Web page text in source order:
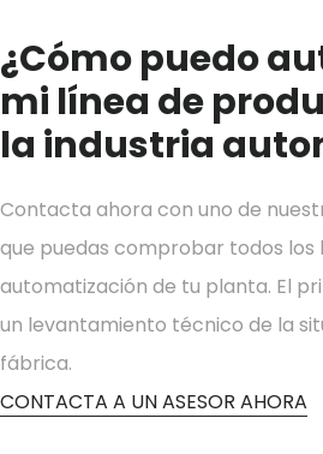
¿Cómo puedo
mi línea de
la industria
Contacta ahora con uno de
que puedas comprobar todos los
automatización de tu planta. El
un levantamiento técnico de la
fábrica.
CONTACTA A UN ASESOR AHORA